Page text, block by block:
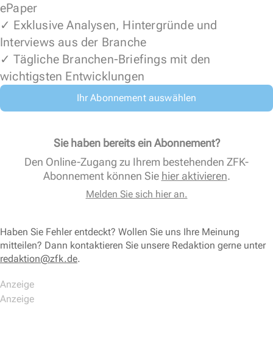
ePaper
✓ Exklusive Analysen, Hintergründe und
Interviews aus der Branche
✓ Tägliche Branchen-Briefings mit den
wichtigsten Entwicklungen
Ihr Abonnement auswählen
Sie haben bereits ein Abonnement?
Den Online-Zugang zu Ihrem bestehenden ZFK-
Abonnement können Sie hier aktivieren.
Melden Sie sich hier an.
Haben Sie Fehler entdeckt? Wollen Sie uns Ihre Meinung
mitteilen? Dann kontaktieren Sie unsere Redaktion gerne unter
redaktion@zfk.de.